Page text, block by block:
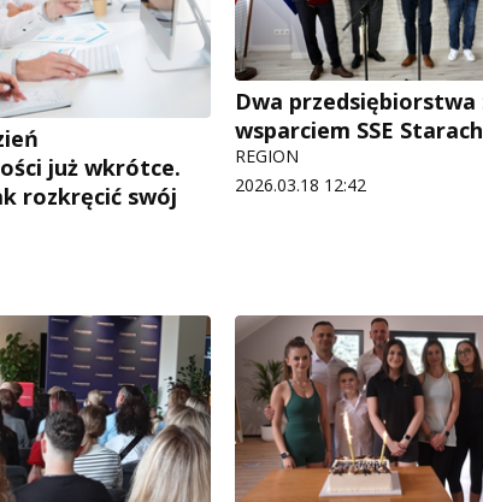
już wkrótce.
rozkręcić swój
Dwa przedsiębiorstwa
wsparciem SSE
REGION
2026.03.18 12:42